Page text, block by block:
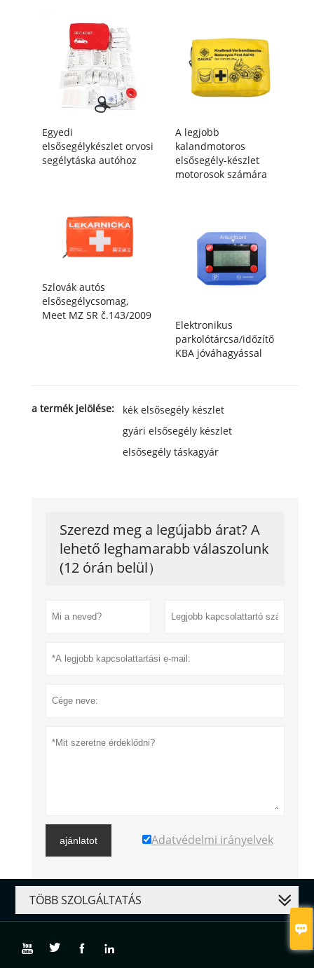

Egyedi
elsősegélykészlet orvosi
segélytáska autóhoz
A legjobb
kalandmotoros
elsősegély-készlet
motorosok számára
Szlovák autós
elsősegélycsomag,
Meet MZ SR č.143/2009
Elektronikus
parkolótárcsa/időzítő
KBA jóváhagyással
a termék jelölése:
kék elsősegély készlet
gyári elsősegély készlet
elsősegély táskagyár
Szerezd meg a legújabb árat? A
lehető leghamarabb válaszolunk
(12 órán belül）
ajánlatot Adatvédelmi irányelvek
TÖBB SZOLGÁLTATÁS
   